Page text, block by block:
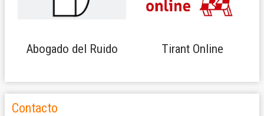
Abogado del Ruido Tirant Online
Contacto